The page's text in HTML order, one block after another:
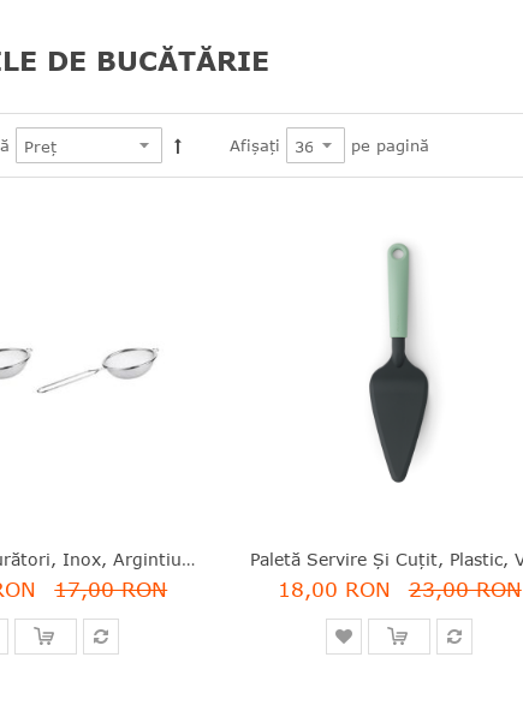
DE BUCĂTĂRIE
Afișați pe pagină
Set 2 Strecurători, Inox, Argintiu, Secret De Gourmet - 3560234494350
17,00 RON 18,00 RON 23,00 RON